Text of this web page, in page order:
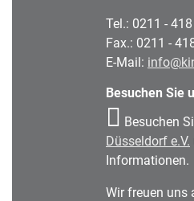
Tel.: 0211 -
Fax.: 0211 -
E-Mail:
Besuchen Sie
Besuchen
Düsseldorf e.V.
Informationen.
Wir freuen uns